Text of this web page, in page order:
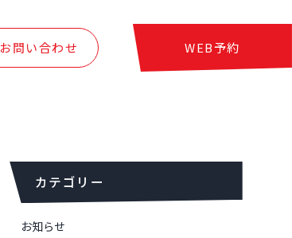
お問い合わせ WEB予約
カテゴリー
お知らせ